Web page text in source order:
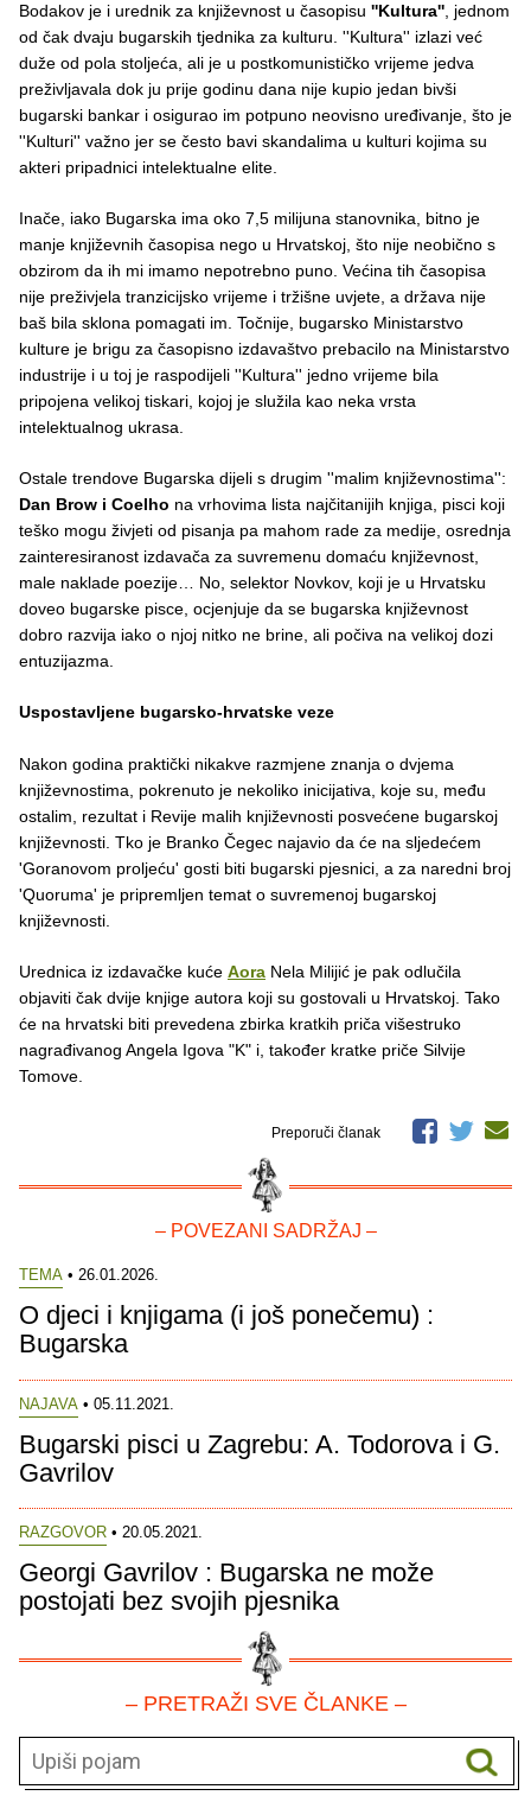
Bodakov je i urednik za književnost u časopisu ''Kultura'', jednom
od čak dvaju bugarskih tjednika za kulturu. ''Kultura'' izlazi već
duže od pola stoljeća, ali je u postkomunističko vrijeme jedva
preživljavala dok ju prije godinu dana nije kupio jedan bivši
bugarski bankar i osigurao im potpuno neovisno uređivanje, što je
''Kulturi'' važno jer se često bavi skandalima u kulturi kojima su
akteri pripadnici intelektualne elite.
Inače, iako Bugarska ima oko 7,5 milijuna stanovnika, bitno je
manje književnih časopisa nego u Hrvatskoj, što nije neobično s
obzirom da ih mi imamo nepotrebno puno. Većina tih časopisa
nije preživjela tranzicijsko vrijeme i tržišne uvjete, a država nije
baš bila sklona pomagati im. Točnije, bugarsko Ministarstvo
kulture je brigu za časopisno izdavaštvo prebacilo na Ministarstvo
industrije i u toj je raspodijeli ''Kultura'' jedno vrijeme bila
pripojena velikoj tiskari, kojoj je služila kao neka vrsta
intelektualnog ukrasa.
Ostale trendove Bugarska dijeli s drugim ''malim književnostima'':
Dan Brow i Coelho na vrhovima lista najčitanijih knjiga, pisci koji
teško mogu živjeti od pisanja pa mahom rade za medije, osrednja
zainteresiranost izdavača za suvremenu domaću književnost,
male naklade poezije… No, selektor Novkov, koji je u Hrvatsku
doveo bugarske pisce, ocjenjuje da se bugarska književnost
dobro razvija iako o njoj nitko ne brine, ali počiva na velikoj dozi
entuzijazma.
Uspostavljene bugarsko-hrvatske veze
Nakon godina praktički nikakve razmjene znanja o dvjema
književnostima, pokrenuto je nekoliko inicijativa, koje su, među
ostalim, rezultat i Revije malih književnosti posvećene bugarskoj
književnosti. Tko je Branko Čegec najavio da će na sljedećem
'Goranovom proljeću' gosti biti bugarski pjesnici, a za naredni broj
'Quoruma' je pripremljen temat o suvremenoj bugarskoj
književnosti.
Urednica iz izdavačke kuće Aora Nela Milijić je pak odlučila
objaviti čak dvije knjige autora koji su gostovali u Hrvatskoj. Tako
će na hrvatski biti prevedena zbirka kratkih priča višestruko
nagrađivanog Angela Igova "K" i, također kratke priče Silvije
Tomove.
Preporuči članak
– POVEZANI SADRŽAJ –
TEMA • 26.01.2026.
O djeci i knjigama (i još ponečemu) :
Bugarska
NAJAVA • 05.11.2021.
Bugarski pisci u Zagrebu: A. Todorova i G.
Gavrilov
RAZGOVOR • 20.05.2021.
Georgi Gavrilov : Bugarska ne može
postojati bez svojih pjesnika
– PRETRAŽI SVE ČLANKE –